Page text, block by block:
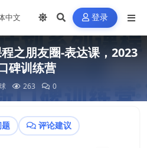
登录
之朋友圈-表达课，2023
碑训练营
263 0
评论建议